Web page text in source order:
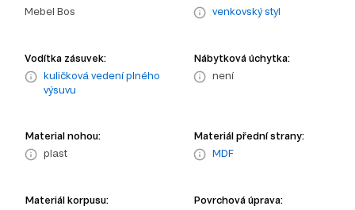
Mebel Bos
venkovský styl
Vodítka zásuvek:
kuličková vedení plného
výsuvu
Nábytková úchytka:
není
Material nohou:
plast
Materiál přední strany:
MDF
Materiál korpusu:
Povrchová úprava: